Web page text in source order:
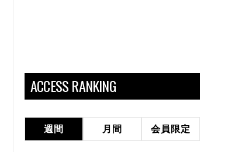
ACCESS RANKING
週間 月間 会員限定